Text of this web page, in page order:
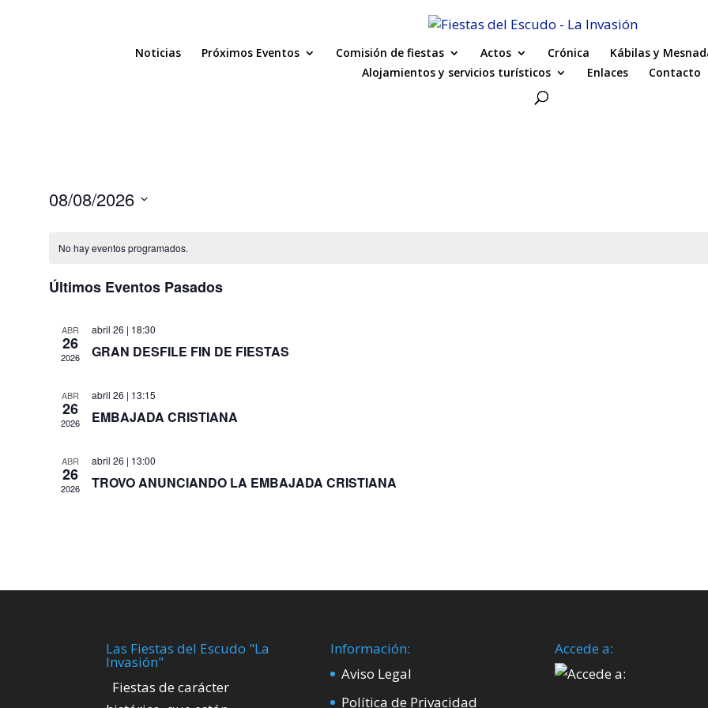
Noticias Próximos Eventos Comisión de fiestas Actos Crónica Kábilas y
Alojamientos y servicios turísticos
Enlaces Contacto
08/08/2026
fecha.
No hay eventos programados.
Últimos Eventos Pasados
ABR
26
2026
abril 26 | 18:30
GRAN DESFILE FIN DE FIESTAS
ABR
26
2026
abril 26 | 13:15
EMBAJADA CRISTIANA
ABR
26
2026
abril 26 | 13:00
TROVO ANUNCIANDO LA EMBAJADA CRISTIANA
Las Fiestas del Escudo "La
Invasión"
Fiestas de carácter
Información:
Aviso Legal
Política de Privacidad
Accede a: